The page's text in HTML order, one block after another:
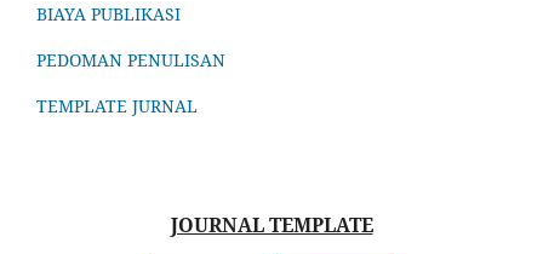
BIAYA PUBLIKASI
PEDOMAN PENULISAN
TEMPLATE JURNAL
JOURNAL TEMPLATE